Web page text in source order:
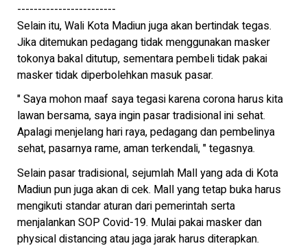
------------------------
Selain itu, Wali Kota Madiun juga akan bertindak tegas.
Jika ditemukan pedagang tidak menggunakan masker
tokonya bakal ditutup, sementara pembeli tidak pakai
masker tidak diperbolehkan masuk pasar.
" Saya mohon maaf saya tegasi karena corona harus kita
lawan bersama, saya ingin pasar tradisional ini sehat.
Apalagi menjelang hari raya, pedagang dan pembelinya
sehat, pasarnya rame, aman terkendali, " tegasnya.
Selain pasar tradisional, sejumlah Mall yang ada di Kota
Madiun pun juga akan di cek. Mall yang tetap buka harus
mengikuti standar aturan dari pemerintah serta
menjalankan SOP Covid-19. Mulai pakai masker dan
physical distancing atau jaga jarak harus diterapkan.